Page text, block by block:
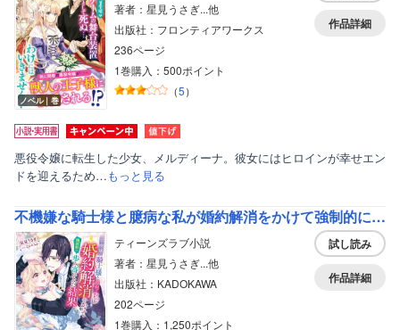
ノベル｜巻
著者：星見うさぎ...他
出版社：フロンティアワークス
236ページ
1巻購入：500ポイント
（5）
作品詳細
悪役令嬢に転生した少女、メルディーナ。彼女にはヒロインが幸せエン
ドを迎えるため…もっと見る
不機嫌な騎士様と臆病な私が婚約解消をかけて強制的に歩み寄ってみた結果
ティーンズラブ小説
著者：星見うさぎ...他
出版社：KADOKAWA
202ページ
1巻購入：1,250ポイント
試し読み
作品詳細